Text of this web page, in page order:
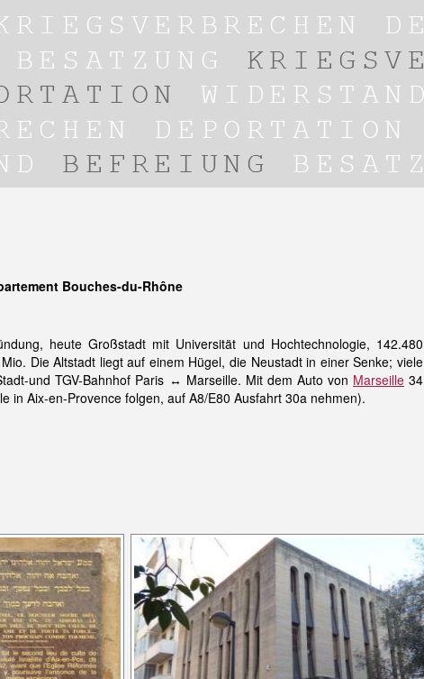
Bouches-du-Rhône
heute Großstadt mit Universität und Hochtechnologie, 142.480
Die Altstadt liegt auf einem Hügel, die Neustadt in einer Senke; viele
und TGV-Bahnhof Paris ↔ Marseille. Mit dem Auto von Marseille34
in Aix-en-Provence folgen, auf A8/E80 Ausfahrt 30a nehmen).